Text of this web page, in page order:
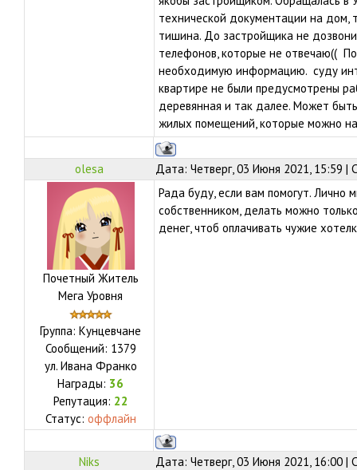
технической документации на дом,
тишина. До застройщика не
телефонов, которые не отвечаю((
необходимую информацию. суду
квартире не были предусмотрены
деревянная и так далее. Может
жилых помещений, которые можно
olesa Дата: Четверг, 03 Июня 2021, 15:59 |
Почетный Житель
Мега Уровня
Группа: Кунцевчане
Сообщений: 1379
ул. Ивана Франко
Награды: 36
Репутация: 22
Статус: оффлайн
Рада буду, если вам помогут. Лично
собственником, делать можно
денег, чтоб оплачивать чужие
Niks Дата: Четверг, 03 Июня 2021, 16:00 |